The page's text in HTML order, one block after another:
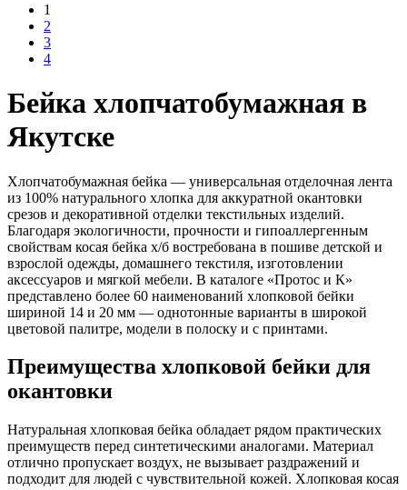
1
2
3
4
Бейка хлопчатобумажная в
Якутске
Хлопчатобумажная бейка — универсальная отделочная лента
из 100% натурального хлопка для аккуратной окантовки
срезов и декоративной отделки текстильных изделий.
Благодаря экологичности, прочности и гипоаллергенным
свойствам косая бейка х/б востребована в пошиве детской и
взрослой одежды, домашнего текстиля, изготовлении
аксессуаров и мягкой мебели. В каталоге «Протос и К»
представлено более 60 наименований хлопковой бейки
шириной 14 и 20 мм — однотонные варианты в широкой
цветовой палитре, модели в полоску и с принтами.
Преимущества хлопковой бейки для
окантовки
Натуральная хлопковая бейка обладает рядом практических
преимуществ перед синтетическими аналогами. Материал
отлично пропускает воздух, не вызывает раздражений и
подходит для людей с чувствительной кожей. Хлопковая косая